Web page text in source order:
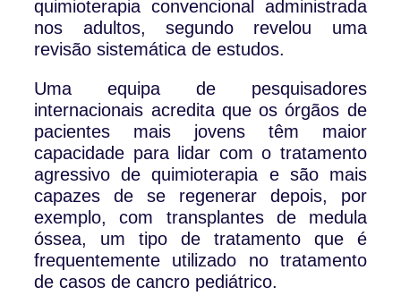
quimioterapia convencional administrada
nos adultos, segundo revelou uma
revisão sistemática de estudos.
Uma equipa de pesquisadores
internacionais acredita que os órgãos de
pacientes mais jovens têm maior
capacidade para lidar com o tratamento
agressivo de quimioterapia e são mais
capazes de se regenerar depois, por
exemplo, com transplantes de medula
óssea, um tipo de tratamento que é
frequentemente utilizado no tratamento
de casos de cancro pediátrico.